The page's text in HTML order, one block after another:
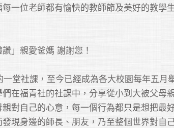
一位老師都有愉快的教師節及美好的教學
讚」親愛爸媽 謝謝您！
一堂社課，至今已經成為各大校園每年五月
在福青社的社課中，分享從小到大被父母
對自己的心意，每一個行為都只是想把最
發現身邊的師長、朋友，乃至整個世界對自